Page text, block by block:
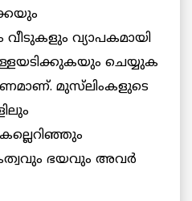
വ്യാപകമായി
ചെയ്യുക
മുസ്‌ലിംകളുടെ
ഭയവും അവർ